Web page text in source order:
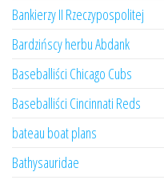
Bankierzy II Rzeczypospolitej
Bardzińscy herbu Abdank
Baseballiści Chicago Cubs
Baseballiści Cincinnati Reds
bateau boat plans
Bathysauridae